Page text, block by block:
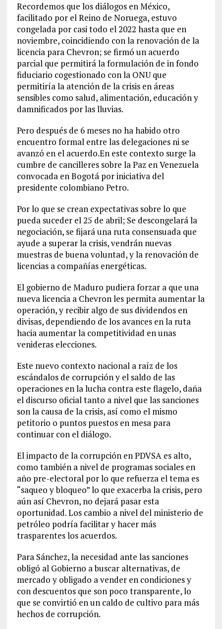
Recordemos que los diálogos en México,
facilitado por el Reino de Noruega, estuvo
congelada por casi todo el 2022 hasta que en
noviembre, coincidiendo con la renovación de la
licencia para Chevron; se firmó un acuerdo
parcial que permitirá la formulación de in fondo
fiduciario cogestionado con la ONU que
permitiría la atención de la crisis en áreas
sensibles como salud, alimentación, educación y
damnificados por las lluvias.
Pero después de 6 meses no ha habido otro
encuentro formal entre las delegaciones ni se
avanzó en el acuerdo.En este contexto surge la
cumbre de cancilleres sobre la Paz en Venezuela
convocada en Bogotá por iniciativa del
presidente colombiano Petro.
Por lo que se crean expectativas sobre lo que
pueda suceder el 25 de abril; Se descongelará la
negociación, se fijará una ruta consensuada que
ayude a superar la crisis, vendrán nuevas
muestras de buena voluntad, y la renovación de
licencias a compañías energéticas.
El gobierno de Maduro pudiera forzar a que una
nueva licencia a Chevron les permita aumentar la
operación, y recibir algo de sus dividendos en
divisas, dependiendo de los avances en la ruta
hacia aumentar la competitividad en unas
venideras elecciones.
Este nuevo contexto nacional a raíz de los
escándalos de corrupción y el saldo de las
operaciones en la lucha contra este flagelo, daña
el discurso oficial tanto a nivel que las sanciones
son la causa de la crisis, así como el mismo
petitorio o puntos puestos en mesa para
continuar con el diálogo.
El impacto de la corrupción en PDVSA es alto,
como también a nivel de programas sociales en
año pre-electoral por lo que refuerza el tema es
“saqueo y bloqueo” lo que exacerba la crisis, pero
aún así Chevron, no dejará pasar esta
oportunidad. Los cambio a nivel del ministerio de
petróleo podría facilitar y hacer más
trasparentes los acuerdos.
Para Sánchez, la necesidad ante las sanciones
obligó al Gobierno a buscar alternativas, de
mercado y obligado a vender en condiciones y
con descuentos que son poco transparente, lo
que se convirtió en un caldo de cultivo para más
hechos de corrupción.